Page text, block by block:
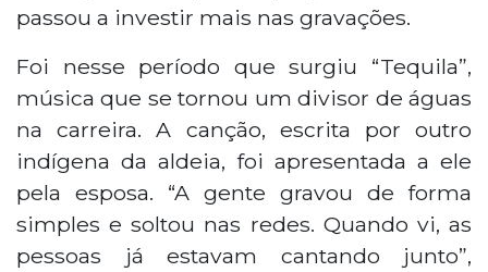
passou a investir mais nas gravações.
Foi nesse período que surgiu “Tequila”,
música que se tornou um divisor de águas
na carreira. A canção, escrita por outro
indígena da aldeia, foi apresentada a ele
pela esposa. “A gente gravou de forma
simples e soltou nas redes. Quando vi, as
pessoas já estavam cantando junto”,